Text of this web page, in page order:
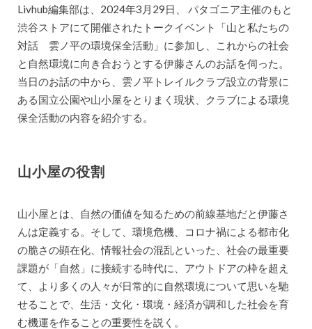
Livhub編集部は、2024年3月29日、 パタゴニア主催のもと
渋谷ストアにて開催されたトークイベント「山と私たちの
対話 雲ノ平の環境保全活動」に参加し、これからの社会
と自然環境に向き合おうとする伊藤さんのお話を伺った。
当日のお話の中から、雲ノ平トレイルクラブ設立の背景に
ある国立公園や山小屋をとりまく現状、クラブによる環境
保全活動の内容を紹介する。
山小屋の役割
山小屋とは、自然の価値を知るための前線基地だと伊藤さ
んは定義する。そして、環境危機、コロナ禍による都市化
の脆さの顕在化、情報社会の混乱といった、社会の最重要
課題が「自然」に接続する時代に、アウトドアの枠を超え
て、より多くの人々が日常的に自然環境について思いを馳
せることで、生活・文化・環境・経済が調和した社会を育
む機運を作ることの重要性を説く。